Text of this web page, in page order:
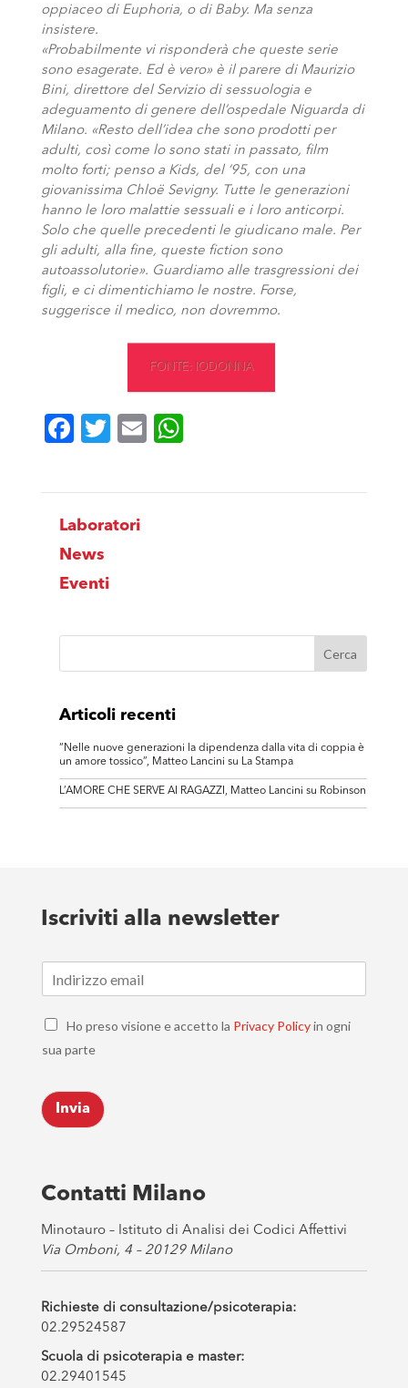
oppiaceo di Euphoria, o di Baby. Ma senza
insistere.
«Probabilmente vi risponderà che queste serie
sono esagerate. Ed è vero» è il parere di Maurizio
Bini, direttore del Servizio di sessuologia e
adeguamento di genere dell’ospedale Niguarda di
Milano. «Resto dell’idea che sono prodotti per
adulti, così come lo sono stati in passato, film
molto forti; penso a Kids, del ’95, con una
giovanissima Chloë Sevigny. Tutte le generazioni
hanno le loro malattie sessuali e i loro anticorpi.
Solo che quelle precedenti le giudicano male. Per
gli adulti, alla fine, queste fiction sono
autoassolutorie». Guardiamo alle trasgressioni dei
figli, e ci dimentichiamo le nostre. Forse,
suggerisce il medico, non dovremmo.
FONTE: IODONNA
Facebook
Twitter
Email
Laboratori
News
Eventi
Articoli recenti
“Nelle nuove generazioni la dipendenza dalla vita di coppia è
un amore tossico”, Matteo Lancini su La Stampa
L’AMORE CHE SERVE AI RAGAZZI, Matteo Lancini su Robinson
Iscriviti alla newsletter
m
C
e
k
b
s
*
Ho preso visione e accetto la Privacy Policyin ogni
sua parte
Invia
Contatti Milano
Minotauro – Istituto di Analisi dei Codici Affettivi
Via Omboni, 4 – 20129 Milano
Richieste di consultazione/psicoterapia:
02.29524587
Scuola di psicoterapia e master:
02.29401545